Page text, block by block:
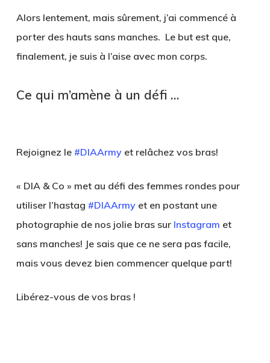
Alors lentement, mais sûrement, j’ai commencé à
porter des hauts sans manches. Le but est que,
finalement, je suis à l’aise avec mon corps.
Ce qui m’amène à un défi …
Rejoignez le #DIAArmyet relâchez vos bras!
« DIA & Co » met au défi des femmes rondes pour
utiliser l’hastag #DIAArmyet en postant une
photographie de nos jolie bras sur Instagram et
sans manches! Je sais que ce ne sera pas facile,
mais vous devez bien commencer quelque part!
Libérez-vous de vos bras !